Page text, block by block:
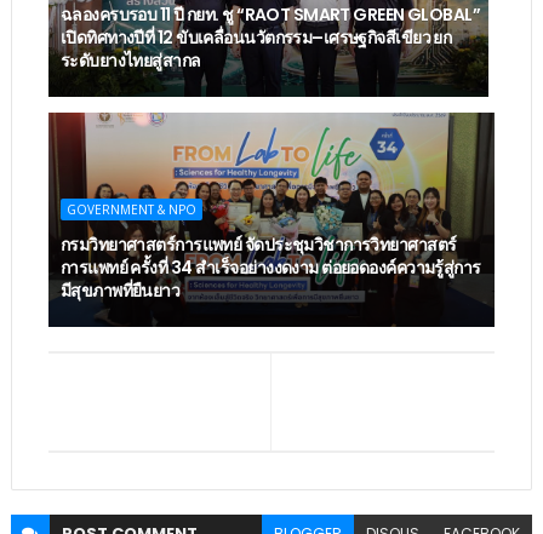
ฉลองครบรอบ 11 ปี กยท. ชู “RAOT SMART GREEN GLOBAL”
เปิดทิศทางปีที่ 12 ขับเคลื่อนนวัตกรรม–เศรษฐกิจสีเขียว ยก
ระดับยางไทยสู่สากล
GOVERNMENT & NPO
กรมวิทยาศาสตร์การแพทย์ จัดประชุมวิชาการวิทยาศาสตร์
การแพทย์ ครั้งที่ 34 สำเร็จอย่างงดงาม ต่อยอดองค์ความรู้สู่การ
มีสุขภาพที่ยืนยาว